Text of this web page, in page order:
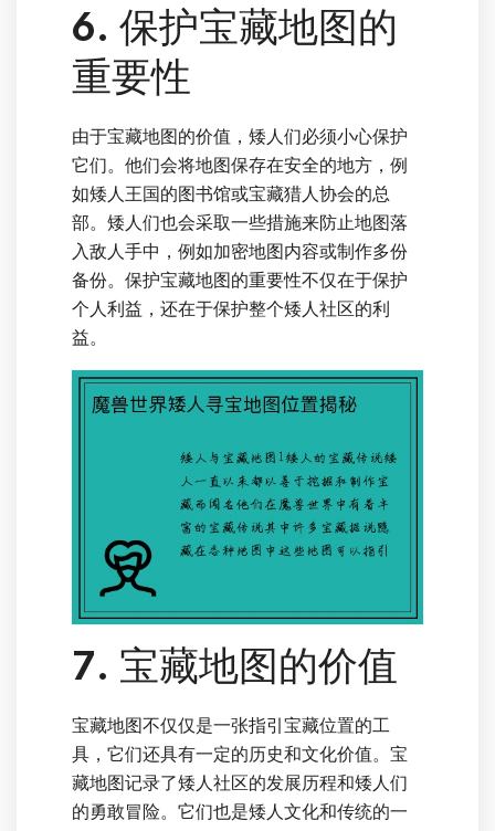
6. 保护宝藏地图的
重要性
由于宝藏地图的价值，矮人们必须小心保护
它们。他们会将地图保存在安全的地方，例
如矮人王国的图书馆或宝藏猎人协会的总
部。矮人们也会采取一些措施来防止地图落
入敌人手中，例如加密地图内容或制作多份
备份。保护宝藏地图的重要性不仅在于保护
个人利益，还在于保护整个矮人社区的利
益。
7. 宝藏地图的价值
宝藏地图不仅仅是一张指引宝藏位置的工
具，它们还具有一定的历史和文化价值。宝
藏地图记录了矮人社区的发展历程和矮人们
的勇敢冒险。它们也是矮人文化和传统的一